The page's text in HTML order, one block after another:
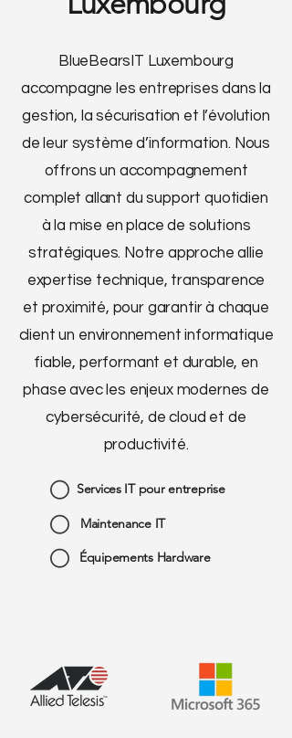
BlueBearsIT Luxembourg
accompagne les entreprises dans la
gestion, la sécurisation et l’évolution
de leur système d’information. Nous
offrons un accompagnement
complet allant du support quotidien
à la mise en place de solutions
stratégiques. Notre approche allie
expertise technique, transparence
et proximité, pour garantir à chaque
client un environnement informatique
fiable, performant et durable, en
phase avec les enjeux modernes de
cybersécurité, de cloud et de
productivité.
Services IT pour entreprise
Maintenance IT
Équipements Hardware